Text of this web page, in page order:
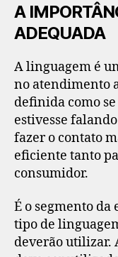
A
ADEQUADA
A linguagem é
no atendimento
definida como
estivesse
fazer o contato
eficiente tanto
consumidor.
É o segmento
tipo de
deverão utilizar.